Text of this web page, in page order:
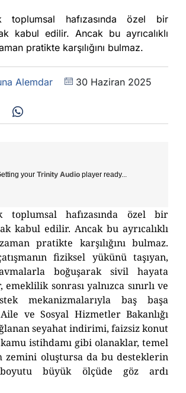
toplumsal hafızasında özel bir
kabul edilir. Ancak bu ayrıcalıklı
pratikte karşılığını bulmaz.
Alemdar 30 Haziran 2025
your Trinity Audio player ready...
toplumsal hafızasında özel bir
kabul edilir. Ancak bu ayrıcalıklı
pratikte karşılığını bulmaz.
fiziksel yükünü taşıyan,
boğuşarak sivil hayata
sonrası yalnızca sınırlı ve
mekanizmalarıyla baş başa
ve Sosyal Hizmetler Bakanlığı
seyahat indirimi, faizsiz konut
istihdamı gibi olanaklar, temel
zemini oluştursa da bu desteklerin
boyutu büyük ölçüde göz ardı